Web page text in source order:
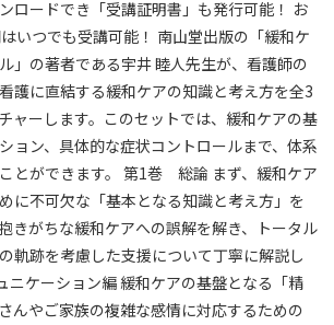
病院(500床-)
2026/06/17(水)
病院(200-499床)
受講しました。鎮静時のケアや予後評価
かりやすかったです。
2026/06/14(日)
病院(200-499床)
ロードでき「受講証明書」も発行可能！ お
いつでも受講可能！ 南山堂出版の「緩和ケ
」の著者である宇井 睦人先生が、看護師の
護に直結する緩和ケアの知識と考え方を全3
ャーします。このセットでは、緩和ケアの基
ョン、具体的な症状コントロールまで、体系
とができます。 第1巻 総論 まず、緩和ケア
に不可欠な「基本となる知識と考え方」を
きがちな緩和ケアへの誤解を解き、トータル
軌跡を考慮した支援について丁寧に解説し
ケーション編 緩和ケアの基盤となる「精
んやご家族の複雑な感情に対応するための